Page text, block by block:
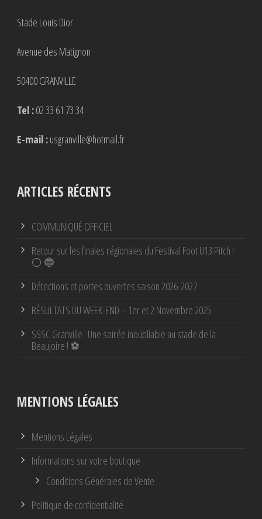
Stade Louis Dior
Avenue des Matignon
50400 GRANVILLE
Tel :02 33 61 73 34
E-mail :usgranville@hotmail.fr
ARTICLES RÉCENTS
COMMUNIQUÉ OFFICIEL
Retour sur les finales régionales du Festival Foot U13 Pitch !
⚪ 🔵
Détections et portes ouvertes saison 2026-2027
RÉSULTATS DU WEEK-END – 1er et 2 Novembre 2025
SSSC Granville : Une soirée inoubliable au stade de la
Beaujoire ! ⚽
MENTIONS LÉGALES
Mentions Légales
Informations sur votre boutique
Conditions Générales de Vente
Politique de confidentialité